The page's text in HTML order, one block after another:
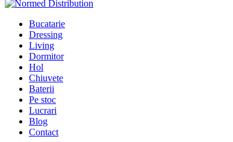
Bucatarie
Dressing
Living
Dormitor
Hol
Chiuvete
Baterii
Pe stoc
Lucrari
Blog
Contact